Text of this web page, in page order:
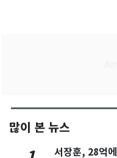
많이 본 뉴스
서장훈, 28억